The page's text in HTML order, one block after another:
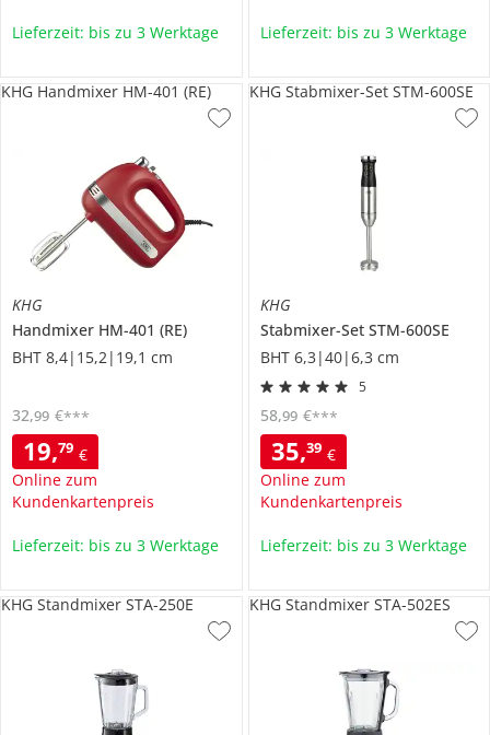
Lieferzeit: bis zu 3 Werktage Lieferzeit: bis zu 3 Werktage
KHG
Handmixer HM-401 (RE)
BHT 8,4|15,2|19,1 cm
19,79 €
Online zum
Kundenkartenpreis
32,99 €***
KHG Handmixer HM-401 (RE)
Lieferzeit: bis zu 3 Werktage
KHG
Stabmixer-Set STM-600SE
BHT 6,3|40|6,3 cm
5
35,39 €
Online zum
Kundenkartenpreis
58,99 €***
KHG Stabmixer-Set STM-600SE
Lieferzeit: bis zu 3 Werktage
KHG Standmixer STA-250E KHG Standmixer STA-502ES